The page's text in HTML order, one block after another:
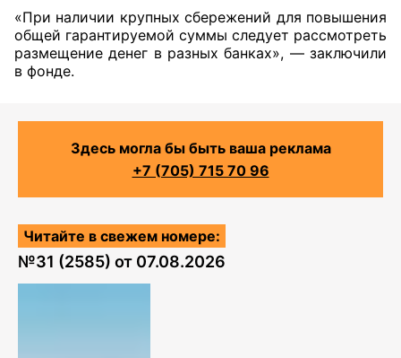
«При наличии крупных сбережений для повышения
общей гарантируемой суммы следует рассмотреть
размещение денег в разных банках», — заключили
в фонде.
Здесь могла бы быть ваша реклама
+7 (705) 715 70 96
Читайте в свежем номере:
№31 (2585) от 07.08.2026